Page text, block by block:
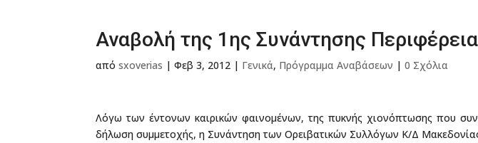
Αναβολή της 1ης Συνάντησης
απόsxoverias |Φεβ 3, 2012 | Γενικά, Πρόγραμμα Αναβάσεων |0 Σχόλια
Λόγω των έντονων καιρικών φαινομένων, της πυκνής χιονόπτωσης που
δήλωση συμμετοχής, η Συνάντηση των Ορειβατικών Συλλόγων Κ/Δ